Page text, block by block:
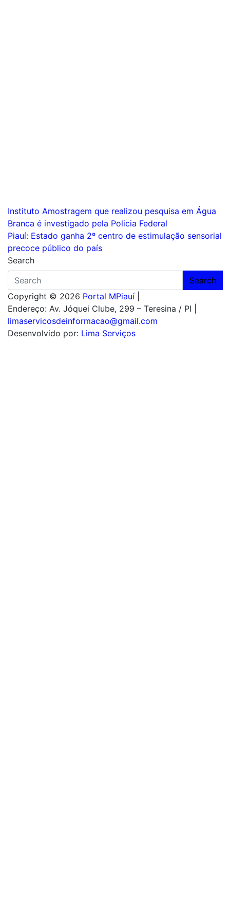
Navegação
de
Post
Instituto Amostragem que realizou pesquisa em Água
Branca é investigado pela Policia Federal
Piauí: Estado ganha 2º centro de estimulação sensorial
precoce público do país
Search
Search
Copyright © 2026 Portal MPiauí
Endereço: Av. Jóquei Clube, 299 – Teresina / PI
limaservicosdeinformacao@gmail.com
Desenvolvido por: Lima Serviços